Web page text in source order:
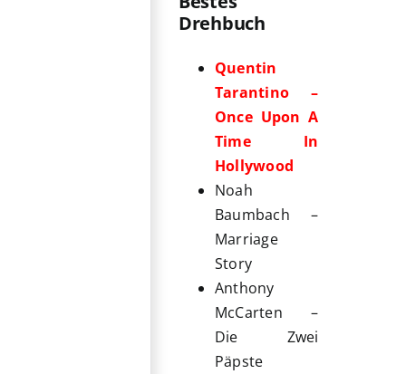
Drehbuch
Quentin
Tarantino –
Once Upon A
Time In
Hollywood
Noah
Baumbach –
Marriage
Story
Anthony
McCarten –
Die Zwei
Päpste